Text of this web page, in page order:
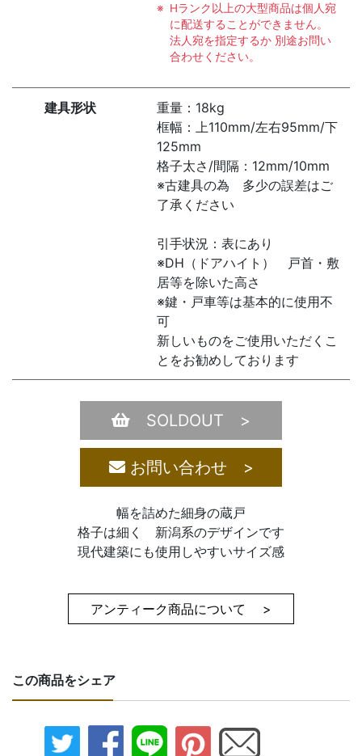
Hランク以上の大型商品は個人宛
に配送することができません。
法人宛を指定するか 別途お問い
合わせください。
建具形状
重量：18kg
框幅：上110mm/左右95mm/下
125mm
格子太さ/間隔：12mm/10mm
※古建具の為 多少の誤差はご
了承ください
引手状況：表にあり
※DH（ドアハイト） 戸首・敷
居等を除いた高さ
※鍵・戸車等は基本的に使用不
可
新しいものをご使用いただくこ
とをお勧めしております
SOLDOUT >
お問い合わせ >
幅を詰めた細身の蔵戸
格子は細く 新潟系のデザインです
現代建築にも使用しやすいサイズ感
アンティーク商品について >
この商品をシェア